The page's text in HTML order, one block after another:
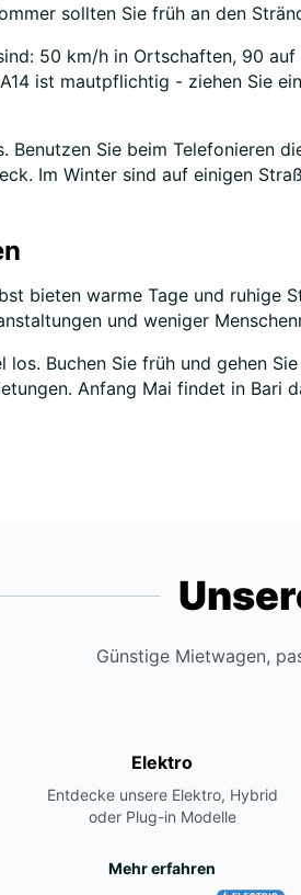
sollten Sie früh an den
50 km/h in Ortschaften, 90
ist mautpflichtig - ziehen Sie
Benutzen Sie beim Telefonieren
Im Winter sind auf einigen
bieten warme Tage und ruhige
und weniger
Buchen Sie früh und gehen
Anfang Mai findet in Bari
Günstige Mietwagen,
Elektro
Entdecke unsere Elektro, Hybrid
oder Plug-in Modelle
Mehr erfahren